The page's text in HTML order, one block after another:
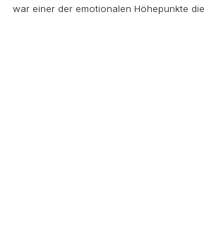
war einer der emotionalen Höhepunkte